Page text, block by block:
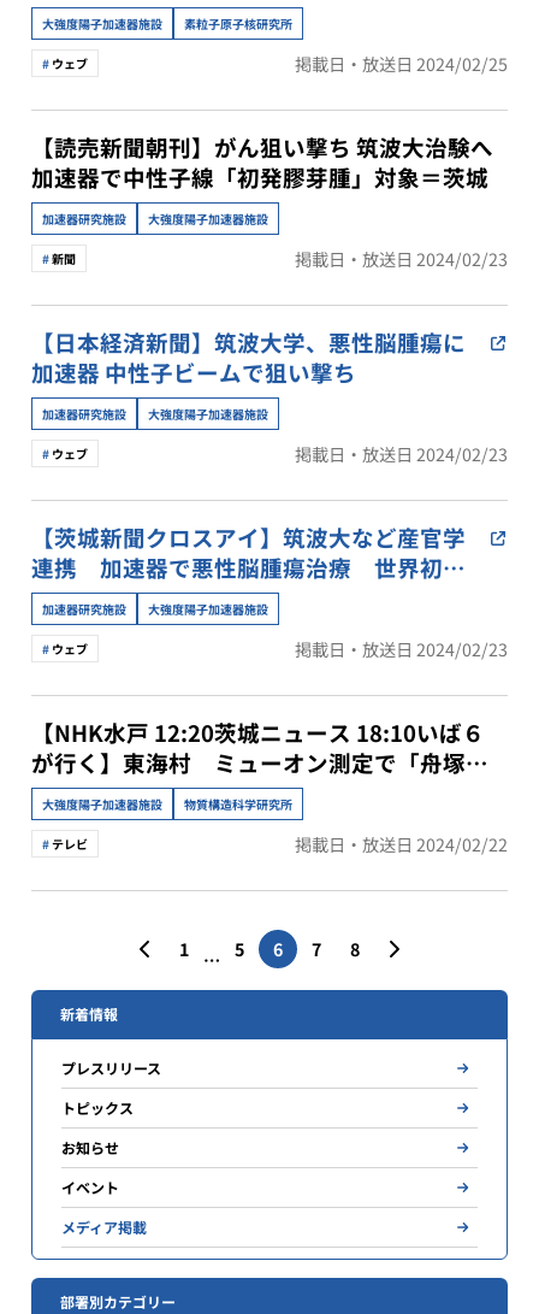
大強度陽子加速器施設 素粒子原子核研究所
ウェブ 掲載日・放送日 2024/02/25
【読売新聞朝刊】がん狙い撃ち 筑波大治験へ
加速器で中性子線「初発膠芽腫」対象＝茨城
加速器研究施設 大強度陽子加速器施設
新聞 掲載日・放送日 2024/02/23
【日本経済新聞】筑波大学、悪性脳腫瘍に
加速器 中性子ビームで狙い撃ち
加速器研究施設 大強度陽子加速器施設
ウェブ 掲載日・放送日 2024/02/23
【茨城新聞クロスアイ】筑波大など産官学
連携 加速器で悪性脳腫瘍治療 世界初の
臨床研究へ 茨城
加速器研究施設 大強度陽子加速器施設
ウェブ 掲載日・放送日 2024/02/23
【NHK水戸 12:20茨城ニュース 18:10いば６
が行く】東海村 ミューオン測定で「舟塚古
墳群2号墳」の構造調査
大強度陽子加速器施設 物質構造科学研究所
テレビ 掲載日・放送日 2024/02/22
稿
1 … 5 6 7 8
新着情報
プレスリリース
トピックス
お知らせ
イベント
メディア掲載
部署別カテゴリー